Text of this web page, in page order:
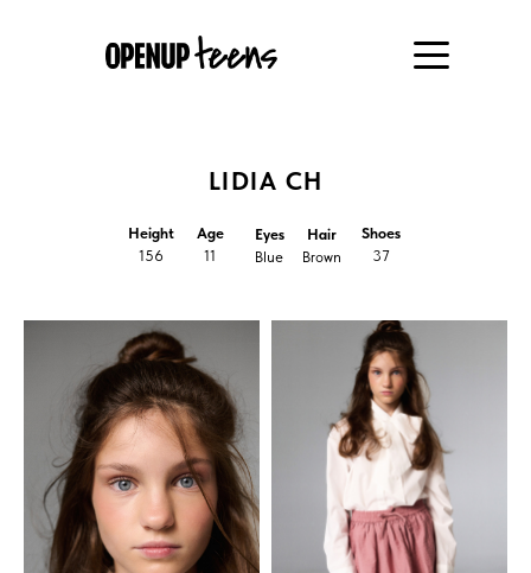
Height
156
Hair
Brown
Eyes
Blue
Shoes
37
Age
11
LIDIA CH